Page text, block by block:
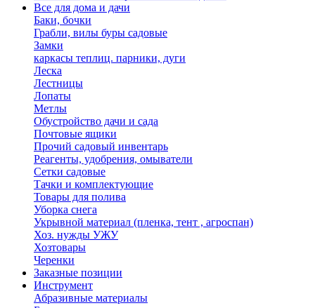
Все для дома и дачи
Баки, бочки
Грабли, вилы буры садовые
Замки
каркасы теплиц. парники, дуги
Леска
Лестницы
Лопаты
Метлы
Обустройство дачи и сада
Почтовые ящики
Прочий садовый инвентарь
Реагенты, удобрения, омыватели
Сетки садовые
Тачки и комплектующие
Товары для полива
Уборка снега
Укрывной материал (пленка, тент , агроспан)
Хоз. нужды УЖУ
Хозтовары
Черенки
Заказные позиции
Инструмент
Абразивные материалы